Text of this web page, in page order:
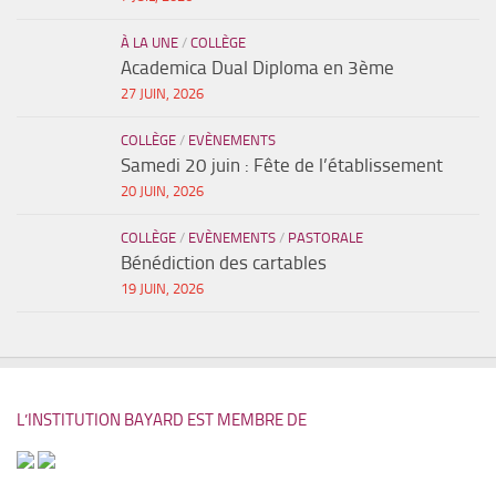
À LA UNE / COLLÈGE
Academica Dual Diploma en 3ème
27 JUIN, 2026
COLLÈGE / EVÈNEMENTS
Samedi 20 juin : Fête de l’établissement
20 JUIN, 2026
COLLÈGE / EVÈNEMENTS / PASTORALE
Bénédiction des cartables
19 JUIN, 2026
L’INSTITUTION BAYARD EST MEMBRE DE